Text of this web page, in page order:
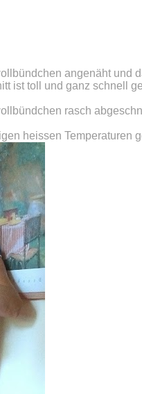
angenäht und
ist toll und ganz schnell
rasch
heissen Temperaturen